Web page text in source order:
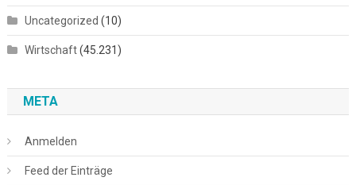
Uncategorized (10)
Wirtschaft(45.231)
META
Anmelden
Feed der Einträge